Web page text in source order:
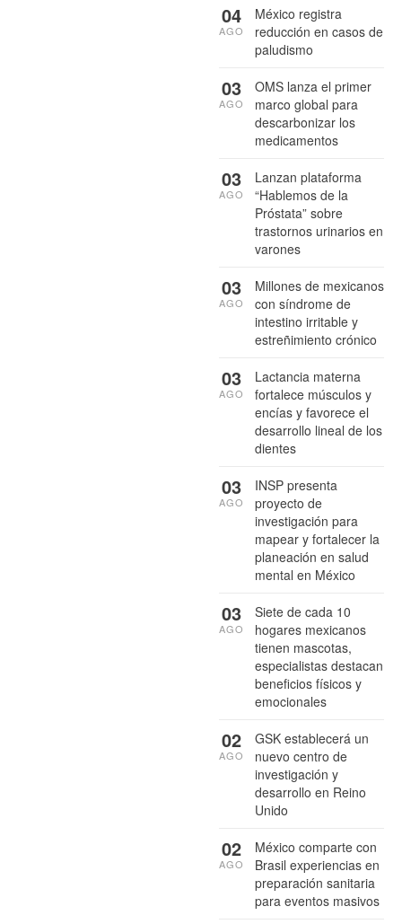
México registra
reducción en casos de
paludismo
04
AGO
OMS lanza el primer
marco global para
descarbonizar los
medicamentos
03
AGO
Lanzan plataforma
“Hablemos de la
Próstata” sobre
trastornos urinarios en
varones
03
AGO
Millones de mexicanos
con síndrome de
intestino irritable y
estreñimiento crónico
03
AGO
Lactancia materna
fortalece músculos y
encías y favorece el
desarrollo lineal de los
dientes
03
AGO
INSP presenta
proyecto de
investigación para
mapear y fortalecer la
planeación en salud
mental en México
03
AGO
Siete de cada 10
hogares mexicanos
tienen mascotas,
especialistas destacan
beneficios físicos y
emocionales
03
AGO
GSK establecerá un
nuevo centro de
investigación y
desarrollo en Reino
Unido
02
AGO
México comparte con
Brasil experiencias en
preparación sanitaria
para eventos masivos
02
AGO